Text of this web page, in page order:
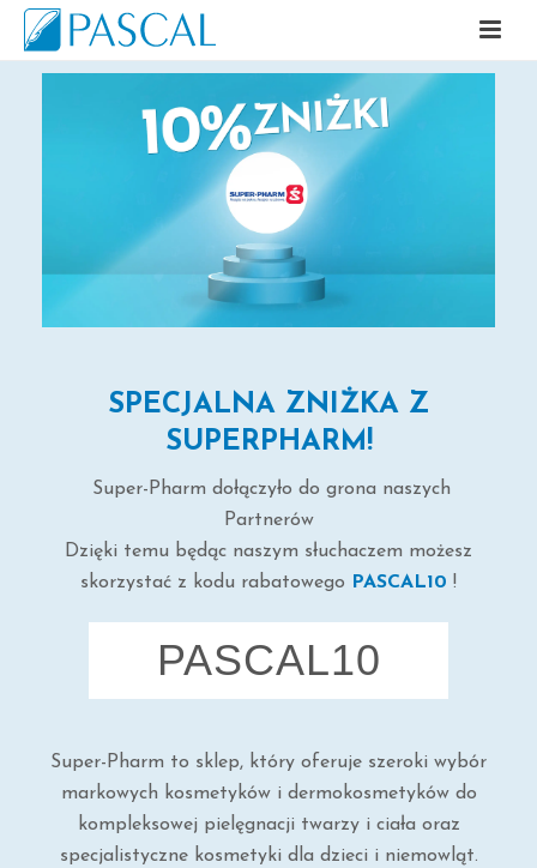
SPECJALNA ZNIŻKA Z
SUPERPHARM!
Super-Pharm dołączyło do grona naszych
Partnerów
Dzięki temu będąc naszym słuchaczem możesz
skorzystać z kodu rabatowego
PASCAL10 !
PASCAL10
Super-Pharm to sklep, który oferuje szeroki wybór
markowych kosmetyków i dermokosmetyków do
kompleksowej pielęgnacji twarzy i ciała oraz
specjalistyczne kosmetyki dla dzieci i niemowląt.